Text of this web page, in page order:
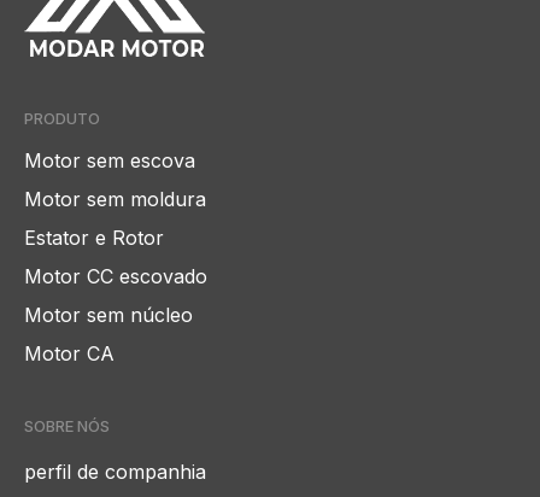
PRODUTO
Motor sem escova
Motor sem moldura
Estator e Rotor
Motor CC escovado
Motor sem núcleo
Motor CA
SOBRE NÓS
perfil de companhia